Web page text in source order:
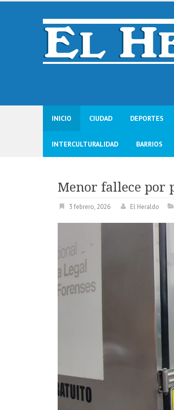
Skip
INICIO CIUDAD DEPORTES
INTERCULTURALIDAD BARRIOS
Menor fallece por
3 febrero, 2026 El Heraldo